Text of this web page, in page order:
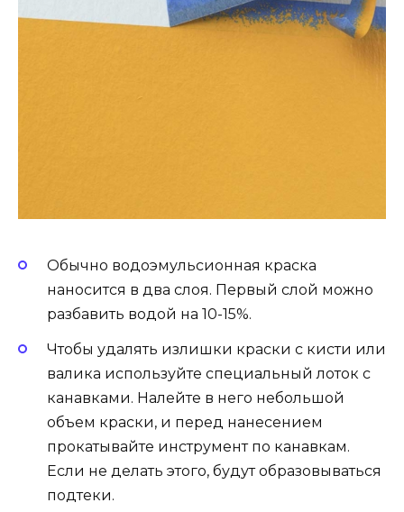
Обычно водоэмульсионная краска
наносится в два слоя. Первый слой можно
разбавить водой на 10-15%.
Чтобы удалять излишки краски с кисти или
валика используйте специальный лоток с
канавками. Налейте в него небольшой
объем краски, и перед нанесением
прокатывайте инструмент по канавкам.
Если не делать этого, будут образовываться
подтеки.